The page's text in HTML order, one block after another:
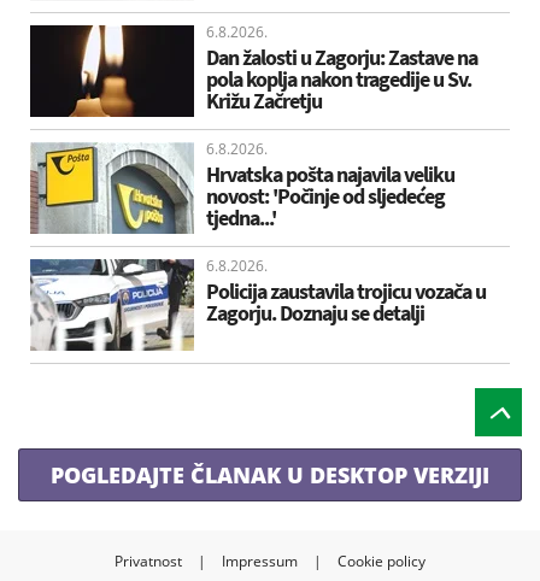
6.8.2026.
Dan žalosti u Zagorju: Zastave na
pola koplja nakon tragedije u Sv.
Križu Začretju
6.8.2026.
Hrvatska pošta najavila veliku
novost: 'Počinje od sljedećeg
tjedna...'
6.8.2026.
Policija zaustavila trojicu vozača u
Zagorju. Doznaju se detalji
POGLEDAJTE ČLANAK U DESKTOP VERZIJI
Privatnost | Impressum | Cookie policy